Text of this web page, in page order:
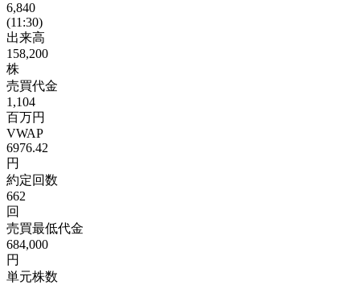
6,840
(11:30)
出来高
158,200
株
売買代金
1,104
百万円
VWAP
6976.42
円
約定回数
662
回
売買最低代金
684,000
円
単元株数